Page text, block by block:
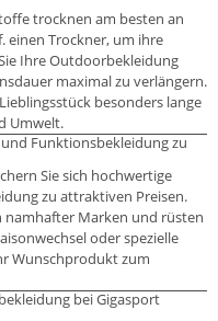
trocknen am besten an
einen Trockner, um ihre
Ihre Outdoorbekleidung
maximal zu verlängern.
besonders lange
Umwelt.
Funktionsbekleidung zu
Sie sich hochwertige
zu attraktiven Preisen.
namhafter Marken und rüsten
oder spezielle
Wunschprodukt zum
bei Gigasport